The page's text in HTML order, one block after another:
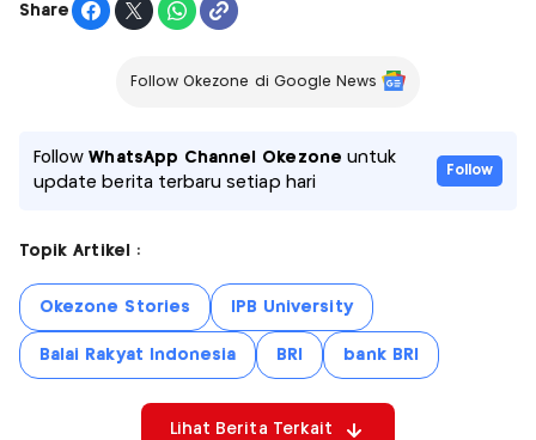
Share
Follow Okezone di Google News
FollowWhatsApp Channel Okezone untuk
update berita terbaru setiap hari
Follow
Topik Artikel :
Okezone Stories IPB University
Balai Rakyat Indonesia BRI bank BRI
Lihat Berita Terkait